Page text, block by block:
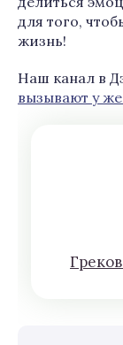
для того,
жизнь!
Наш канал в
вызывают у